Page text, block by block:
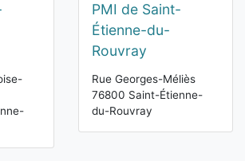
PMI de Saint-
Étienne-du-
Rouvray
Rue Georges-Méliès
76800 Saint-Étienne-
du-Rouvray